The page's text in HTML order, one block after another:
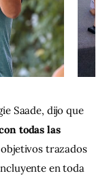
Saade, dijo que
todas las
trazados
en toda